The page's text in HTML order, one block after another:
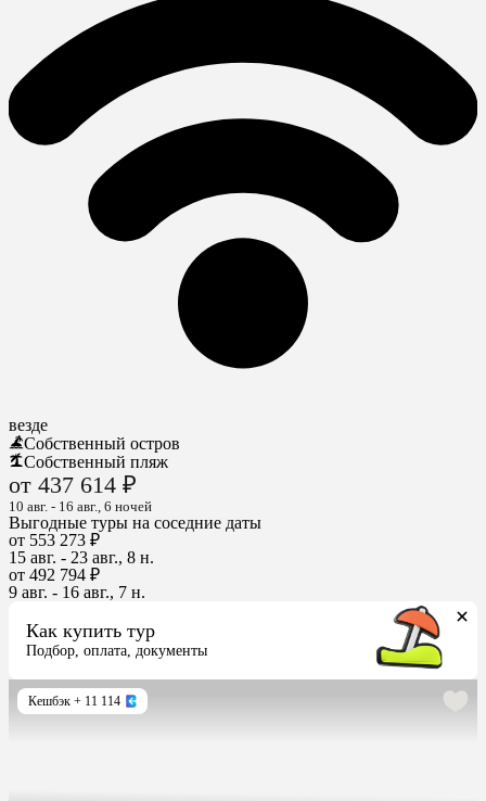
везде
Собственный остров
Собственный пляж
от 437 614 ₽
10 авг. - 16 авг., 6 ночей
Выгодные туры на соседние даты
от 553 273 ₽
15 авг. - 23 авг., 8 н.
от 492 794 ₽
9 авг. - 16 авг., 7 н.
Как купить тур
Подбор, оплата, документы
Кешбэк + 11 114